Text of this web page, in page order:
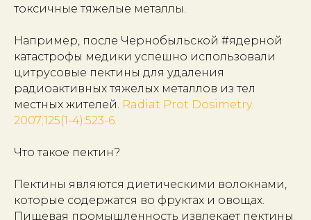
токсичные тяжелые металлы.
Например, после Чернобыльской #ядерной
катастрофы медики успешно использовали
цитрусовые пектины для удаления
радиоактивных тяжелых металлов из тел
местных жителей. Radiat Prot Dosimetry.
2007;125(1-4):523-6.
Что такое пектин?
Пектины являются диетическими волокнами,
которые содержатся во фруктах и овощах.
Пищевая промышленность извлекает пектины